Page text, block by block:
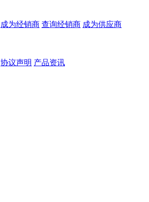
成为经销商 查询经销商 成为供应商
协议声明 产品资讯